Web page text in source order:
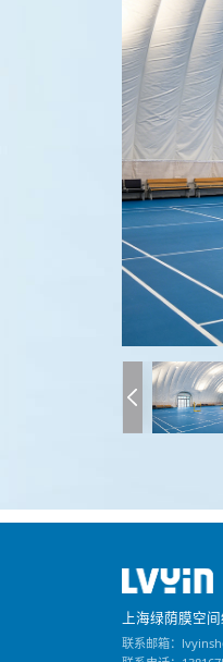
上海绿荫膜空
联系邮箱：